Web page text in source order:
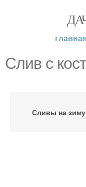
Слив с
Сливы на зиму